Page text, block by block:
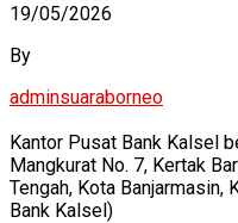
19/05/2026
By
adminsuaraborneo
Kantor Pusat Bank Kalsel
Mangkurat No. 7, Kertak
Tengah, Kota Banjarmasin,
Bank Kalsel)